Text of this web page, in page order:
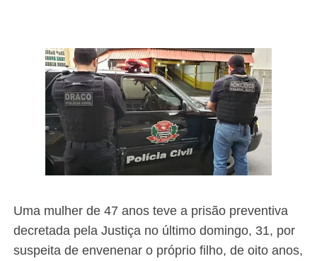
Uma mulher de 47 anos teve a prisão preventiva
decretada pela Justiça no último domingo, 31, por
suspeita de envenenar o próprio filho, de oito anos,